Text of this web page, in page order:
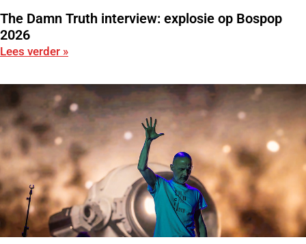
The Damn Truth interview: explosie op Bospop
2026
Lees verder »